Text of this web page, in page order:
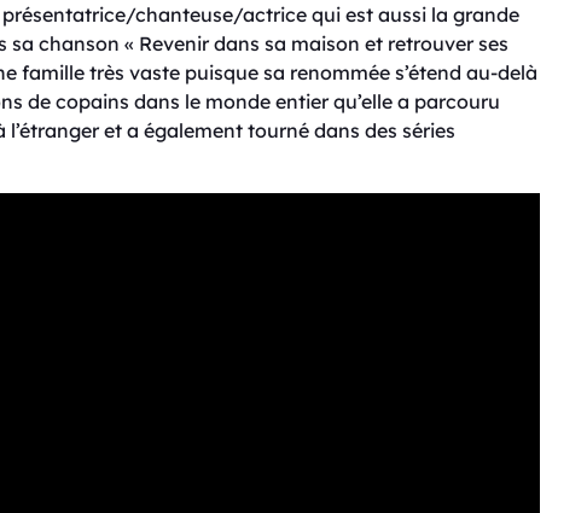
présentatrice/chanteuse/actrice qui est aussi la grande
chanson « Revenir dans sa maison et retrouver ses
famille très vaste puisque sa renommée s’étend au-delà
de copains dans le monde entier qu’elle a parcouru
et a également tourné dans des séries